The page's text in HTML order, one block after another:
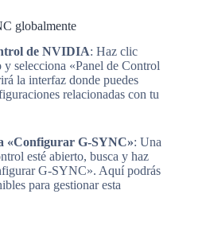
globalmente
de NVIDIA: Haz clic
selecciona «Panel de Control
la interfaz donde puedes
relacionadas con tu
«Configurar G-SYNC»: Una
esté abierto, busca y haz
G-SYNC». Aquí podrás
para gestionar esta